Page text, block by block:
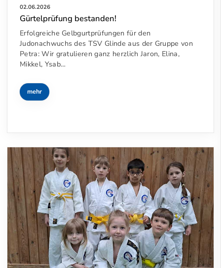
02.06.2026
Gürtelprüfung bestanden!
Erfolgreiche Gelbgurtprüfungen für den
Judonachwuchs des TSV Glinde aus der Gruppe von
Petra: Wir gratulieren ganz herzlich Jaron, Elina,
Mikkel, Ysab…
mehr